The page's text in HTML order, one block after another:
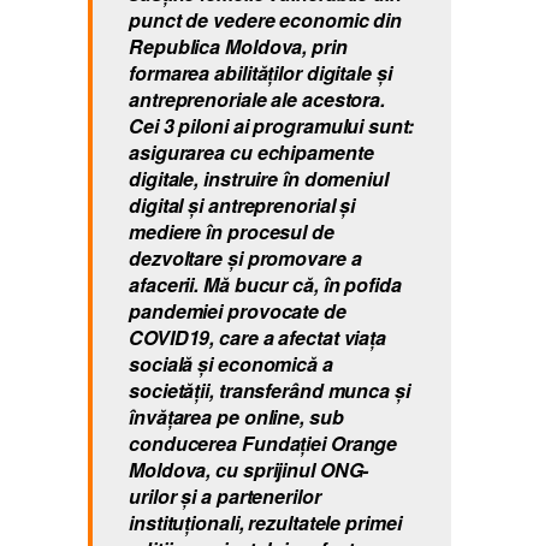
punct de vedere economic din
Republica Moldova, prin
formarea abilităților digitale şi
antreprenoriale ale acestora.
Cei 3 piloni ai programului sunt:
asigurarea cu echipamente
digitale, instruire în domeniul
digital şi antreprenorial şi
mediere în procesul de
dezvoltare şi promovare a
afacerii. Mă bucur că, în pofida
pandemiei provocate de
COVID19, care a afectat viaţa
socială şi economică a
societăţii, transferând munca şi
învăţarea pe online, sub
conducerea Fundației Orange
Moldova, cu sprijinul ONG-
urilor și a partenerilor
instituționali, rezultatele primei